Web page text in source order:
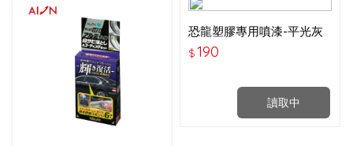
讀取中
恐龍塑膠專用噴漆-平光灰
$190